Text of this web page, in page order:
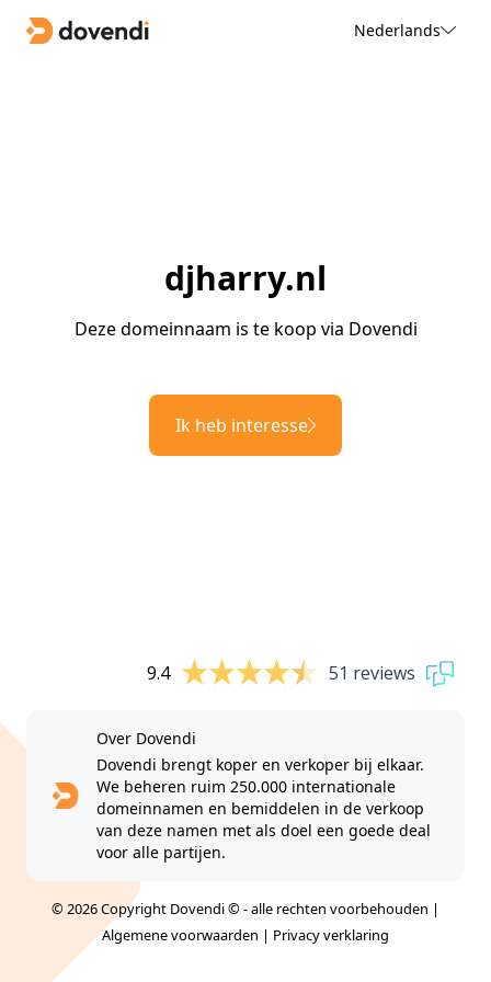
Nederlands
djharry.nl
Deze domeinnaam is te koop via Dovendi
Ik heb interesse
9.4 51 reviews
Over Dovendi
Dovendi brengt koper en verkoper bij elkaar.
We beheren ruim 250.000 internationale
domeinnamen en bemiddelen in de verkoop
van deze namen met als doel een goede deal
voor alle partijen.
© 2026 Copyright Dovendi © - alle rechten voorbehouden |
Algemene voorwaarden | Privacy verklaring